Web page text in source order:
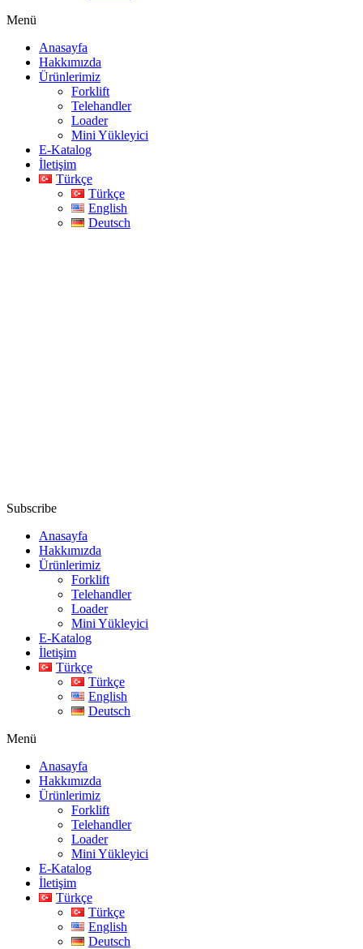
Menü
Anasayfa
Hakkımızda
Ürünlerimiz
Forklift
Telehandler
Loader
Mini Yükleyici
E-Katalog
İletişim
Türkçe
Türkçe
English
Deutsch
Subscribe
Anasayfa
Hakkımızda
Ürünlerimiz
Forklift
Telehandler
Loader
Mini Yükleyici
E-Katalog
İletişim
Türkçe
Türkçe
English
Deutsch
Menü
Anasayfa
Hakkımızda
Ürünlerimiz
Forklift
Telehandler
Loader
Mini Yükleyici
E-Katalog
İletişim
Türkçe
Türkçe
English
Deutsch